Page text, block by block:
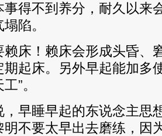
事得不到养分，耐久以来
陷。
赖床！赖床会形成头昏、
期起床。另外早起能加多
”。
，早睡早起的东说念主思
明不要太早出去磨练，因